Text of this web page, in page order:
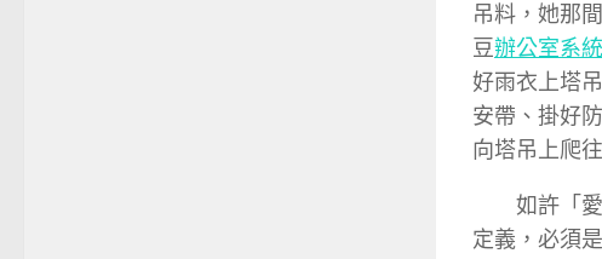
吊料，她那
豆辦公室系
好雨衣上塔
安帶、掛好
向塔吊上爬往
如許「
定義，必須